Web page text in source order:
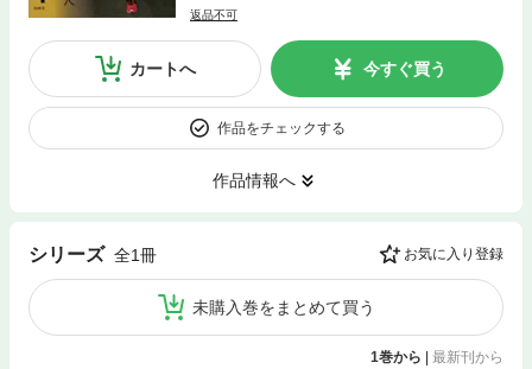
返品不可
カートへ 今すぐ買う
作品をチェックする
作品情報へ
シリーズ 全1冊 お気に入り登録
未購入巻をまとめて買う
1巻から 最新刊から